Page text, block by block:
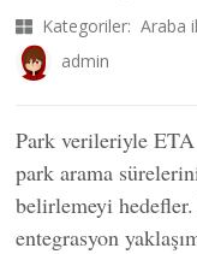
Kategoriler: Araba
admin
Park verileriyle
park arama
belirlemeyi
entegrasyon